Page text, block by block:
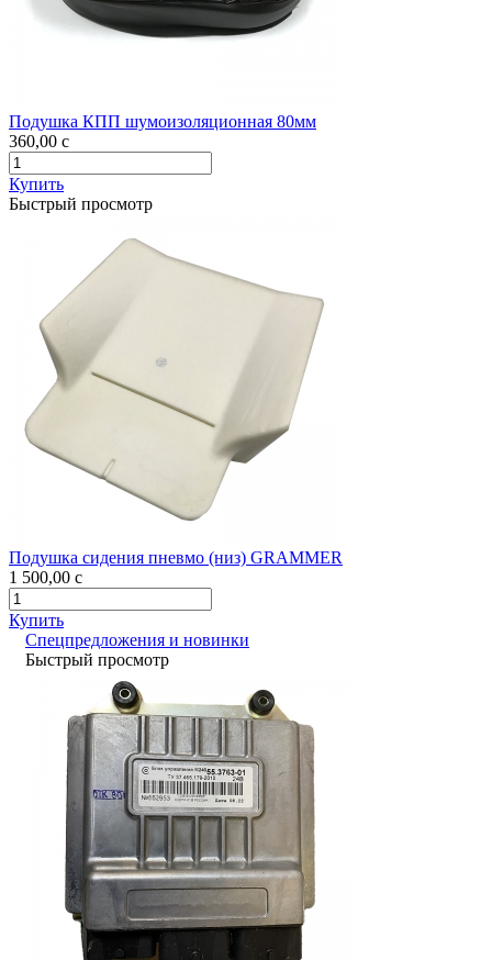
Подушка КПП шумоизоляционная 80мм
360,00 c
Купить
Быстрый просмотр
Подушка сидения пневмо (низ) GRAMMER
1 500,00 c
Купить
Спецпредложения и новинки
Быстрый просмотр